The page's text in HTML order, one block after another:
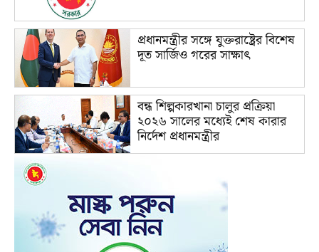
প্রধানমন্ত্রীর সঙ্গে যুক্তরাষ্ট্রের বিশেষ
দূত সার্জিও গরের সাক্ষাৎ
বন্ধ শিল্পকারখানা চালুর প্রক্রিয়া
২০২৬ সালের মধ্যেই শেষ কারার
নির্দেশ প্রধানমন্ত্রীর